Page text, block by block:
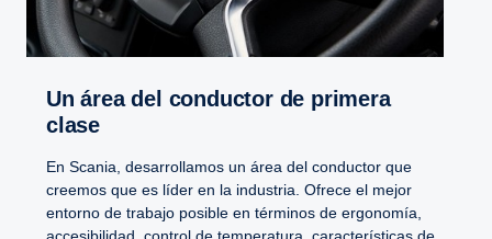
Un área del conductor de primera
clase
En Scania, desarrollamos un área del conductor que
creemos que es líder en la industria. Ofrece el mejor
entorno de trabajo posible en términos de ergonomía,